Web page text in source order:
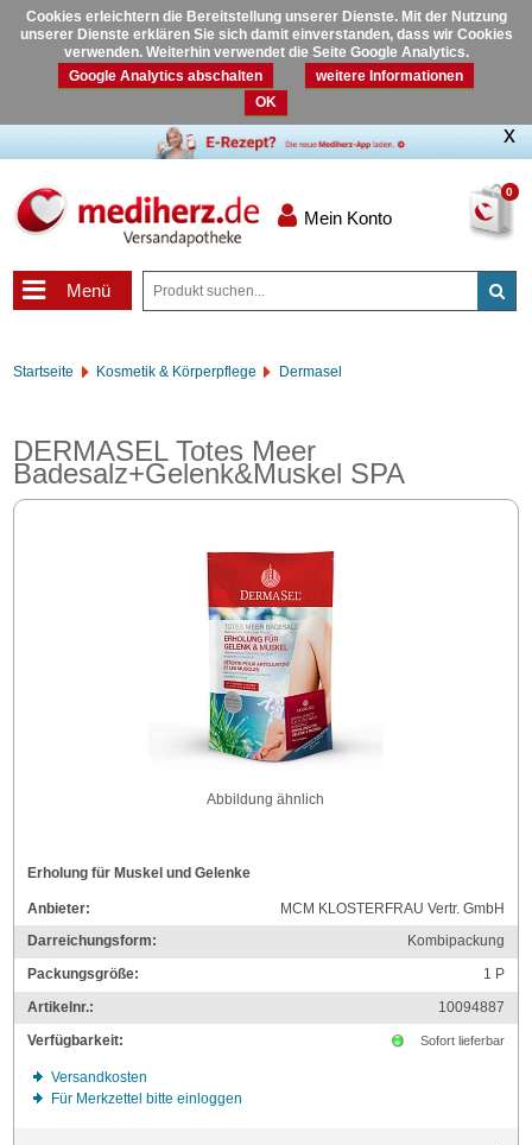
Cookies erleichtern die Bereitstellung unserer Dienste. Mit der Nutzung
unserer Dienste erklären Sie sich damit einverstanden, dass wir Cookies
verwenden. Weiterhin verwendet die Seite Google Analytics.
Google Analytics abschalten
weitere Informationen
OK
0
Mein Konto
Menü
Startseite Kosmetik & Körperpflege Dermasel
DERMASEL Totes Meer
Badesalz+Gelenk&Muskel SPA
Abbildung ähnlich
Erholung für Muskel und Gelenke
Anbieter:
MCM KLOSTERFRAU Vertr. GmbH
Darreichungsform:
Kombipackung
Packungsgröße:
1 P
Artikelnr.:
10094887
Verfügbarkeit:
Sofort lieferbar
Versandkosten
Für Merkzettel bitte einloggen